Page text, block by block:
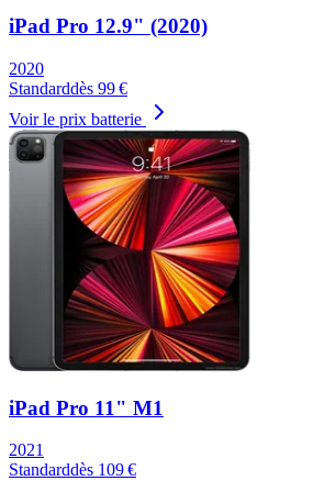
iPad Pro 12.9" (2020)
2020
Standarddès 99€
Voir le prix batterie
iPad Pro 11" M1
2021
Standarddès 109€